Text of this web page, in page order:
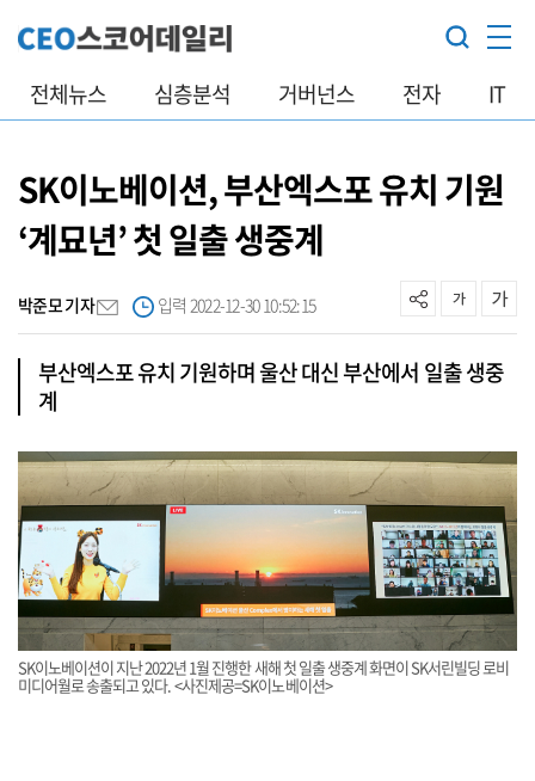
전체뉴스 심층분석 거버넌스 전자 IT
SK이노베이션, 부산엑스포 유치 기원
‘계묘년’ 첫 일출 생중계
박준모 기자 입력 2022-12-30 10:52:15
부산엑스포 유치 기원하며 울산 대신 부산에서 일출 생중
계
SK이노베이션이 지난 2022년 1월 진행한 새해 첫 일출 생중계 화면이 SK서린빌딩 로비
미디어월로 송출되고 있다. <사진제공=SK이노베이션>